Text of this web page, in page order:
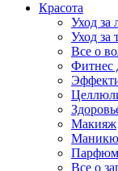
Красота
Уход за
Уход за
Все о
Фитнес
Макияж
Все о